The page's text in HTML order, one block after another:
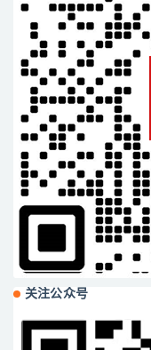
关注公众号